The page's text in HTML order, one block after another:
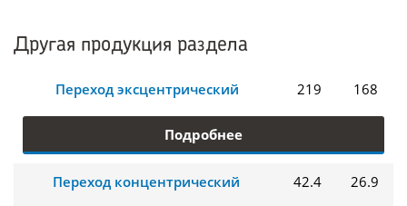
Другая продукция раздела
Переход эксцентрический 219 168
Подробнее
Переход концентрический 42.4 26.9